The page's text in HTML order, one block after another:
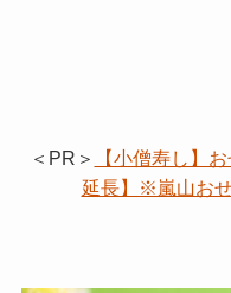
＜PR＞
【小僧寿し】
延長】※嵐山お